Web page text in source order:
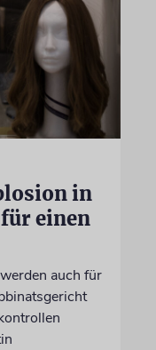
in
einen
auch für